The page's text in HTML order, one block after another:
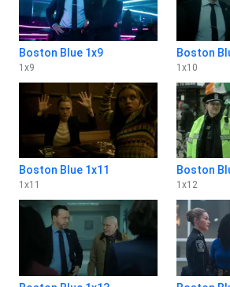
Boston Blue 1x9
1 x9
Boston
1 x10
Boston Blue 1x11
1 x11
Boston
1 x12